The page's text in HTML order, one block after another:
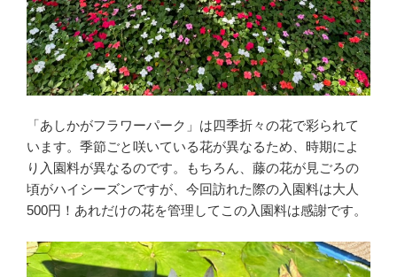
「あしかがフラワーパーク」は四季折々の花で彩られて
います。季節ごと咲いている花が異なるため、時期によ
り入園料が異なるのです。もちろん、藤の花が見ごろの
頃がハイシーズンですが、今回訪れた際の入園料は大人
500円！あれだけの花を管理してこの入園料は感謝です。